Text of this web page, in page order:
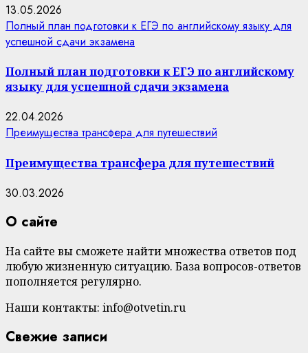
13.05.2026
Полный план подготовки к ЕГЭ по английскому языку для
успешной сдачи экзамена
Полный план подготовки к ЕГЭ по английскому
языку для успешной сдачи экзамена
22.04.2026
Преимущества трансфера для путешествий
Преимущества трансфера для путешествий
30.03.2026
О сайте
На сайте вы сможете найти множества ответов под
любую жизненную ситуацию. База вопросов-ответов
пополняется регулярно.
Наши контакты: info@otvetin.ru
Свежие записи